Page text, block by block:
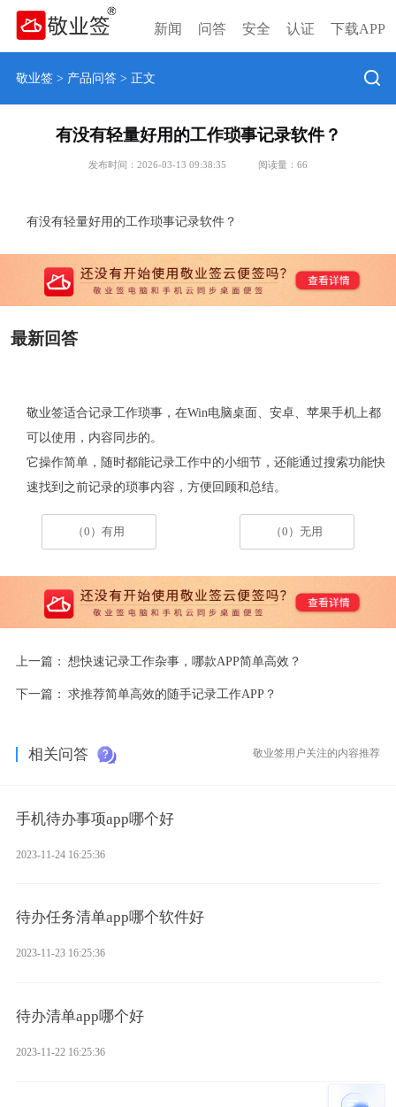
新闻 问答 安全 认证 下载APP
敬业签> 产品问答> 正文
有没有轻量好用的工作琐事记录软件？
发布时间：2026-03-13 09:38:35 阅读量： 66
有没有轻量好用的工作琐事记录软件？
最新回答
敬业签适合记录工作琐事， 在Win电脑桌面、安卓、苹果手机上都
可以使用，内容同步的。
它操作简单，随时都能记录工作中的小细节，还能通过搜索功能快
速找到之前记录的琐事内容，方便回顾和总结。
（0）有用 （0）无用
上一篇： 想快速记录工作杂事，哪款APP简单高效？
下一篇： 求推荐简单高效的随手记录工作APP？
相关问答 敬业签用户关注的内容推荐
手机待办事项app哪个好
2023-11-24 16:25:36
待办任务清单app哪个软件好
2023-11-23 16:25:36
待办清单app哪个好
2023-11-22 16:25:36